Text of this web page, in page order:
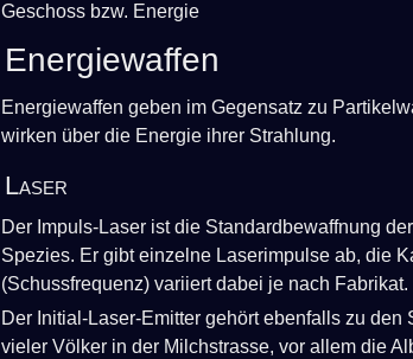
Geschoss bzw. Energie
Energiewaffen
Energiewaffen geben im Gegensatz zu
wirken über die Energie ihrer Strahlung.
Laser
Der Impuls-Laser ist die Standardbewaffnung
Spezies. Er gibt einzelne Laserimpulse ab, die
(Schussfrequenz) variiert dabei je nach Fabrikat.
Der Initial-Laser-Emitter gehört ebenfalls zu den
vieler Völker in der Milchstrasse, vor allem die